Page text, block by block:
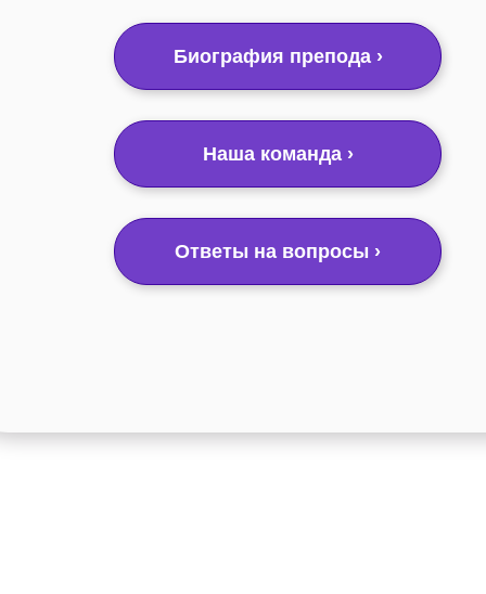
Ответы на вопросы ›
Наша команда ›
Биография препода ›